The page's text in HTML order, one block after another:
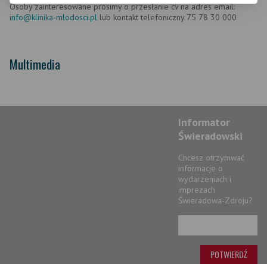
Osoby zainteresowane prosimy o przesłanie cv na adres email:
info@klinika-mlodosci.pl lub kontakt telefoniczny 75 78 30 000
Multimedia
Informator
Świeradowski
Chcesz otrzymwać
informacje o
wydarzeniach i
imprezach
Świeradowa-Zdroju?